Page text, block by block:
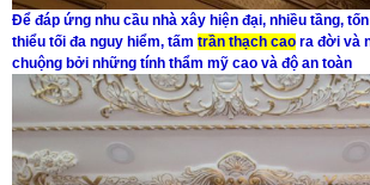
Để đáp ứng nhu cầu nhà xây hiện đại, nhiều tầng,
thiểu tối đa nguy hiểm, tấm trần thạch cao ra đời và
chuộng bởi những tính thẩm mỹ cao và độ an toàn